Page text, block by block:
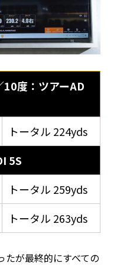
度：ツアーAD
トータル 224yds
5S
トータル 259yds
トータル 263yds
たが最終的にすべての